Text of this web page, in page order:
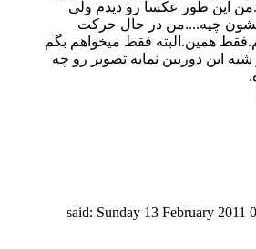
این طور عکسا رو دیدم ولی
چیه....من در حال حرکت
همین.البته فقط میخواهم بگم
این دوربین نمایه تصویر رو چه
Sunday 13 February 2011